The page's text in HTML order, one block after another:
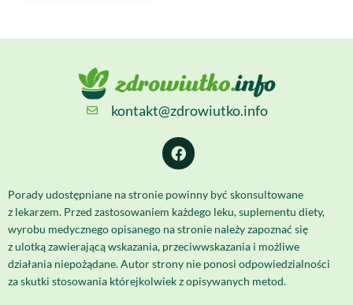
kontakt@zdrowiutko.info
Porady udostępniane na stronie powinny być skonsultowane
z lekarzem. Przed zastosowaniem każdego leku, suplementu diety,
wyrobu medycznego opisanego na stronie należy zapoznać się
z ulotką zawierającą wskazania, przeciwwskazania i możliwe
działania niepożądane. Autor strony nie ponosi odpowiedzialności
za skutki stosowania którejkolwiek z opisywanych metod.